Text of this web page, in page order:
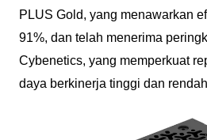
PLUS Gold, yang menawarkan
91%, dan telah menerima
Cybenetics, yang memperkuat
daya berkinerja tinggi dan